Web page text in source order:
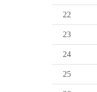
22
23
24
25